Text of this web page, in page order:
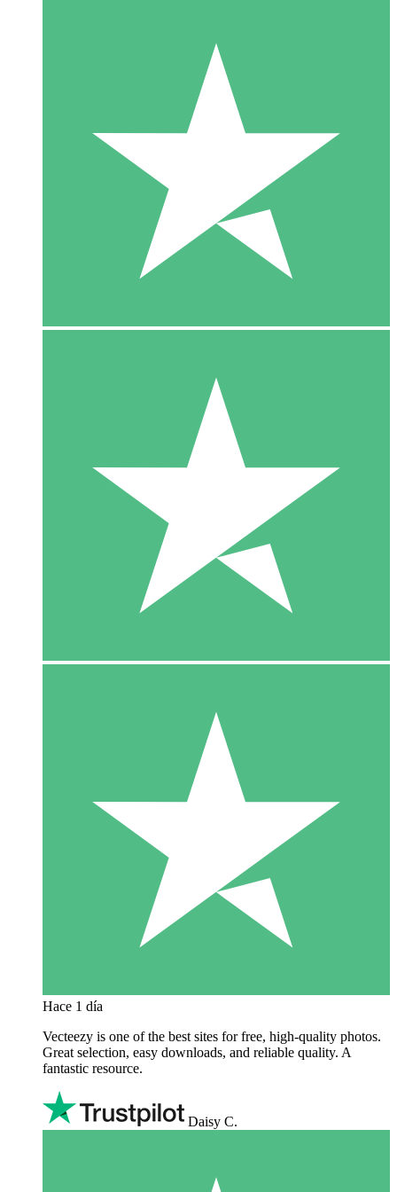
Hace 1 día
Vecteezy is one of the best sites for free, high‑quality photos.
Great selection, easy downloads, and reliable quality. A
fantastic resource.
Daisy C.